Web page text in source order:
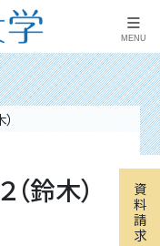
≡
MENU
資
料
請
求
鈴木）